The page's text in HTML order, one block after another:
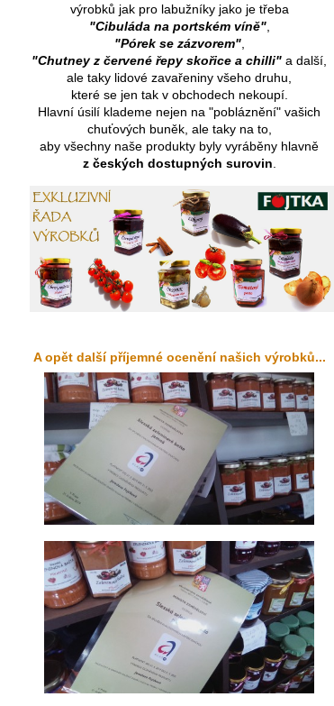
výrobků jak pro labužníky jako je třeba
"Cibuláda na portském víně",
"Pórek se zázvorem",
"Chutney z červené řepy skořice a chilli" a další,
ale taky lidové zavařeniny všeho druhu,
které se jen tak v obchodech nekoupí.
Hlavní úsilí klademe nejen na "pobláznění" vašich
chuťových buněk, ale taky na to,
aby všechny naše produkty byly vyráběny hlavně
z českých dostupných surovin
A opět další příjemné ocenění našich výrobků...